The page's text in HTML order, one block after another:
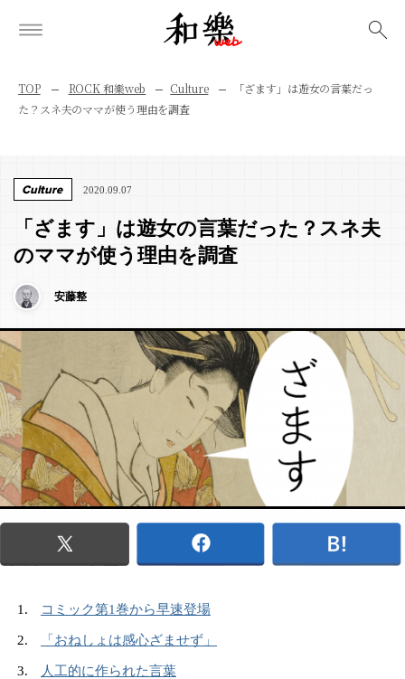
TOP ROCK 和樂web Culture
「ざます」は遊女の言葉だっ
た？スネ夫のママが使う理由を調査
Culture 2020.09.07
「ざます」は遊女の言葉だった？スネ夫
のママが使う理由を調査
安藤整
コミック第1巻から早速登場
「おねしょは感心ざませず」
人工的に作られた言葉